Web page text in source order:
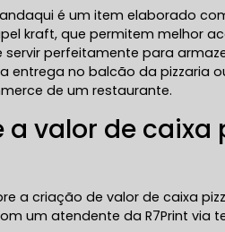
é um item elaborado
kraft, que permitem melhor
perfeitamente para
entrega no balcão da pizzaria
de um restaurante.
a valor de caixa
a criação de valor de caixa
um atendente da R7Print via